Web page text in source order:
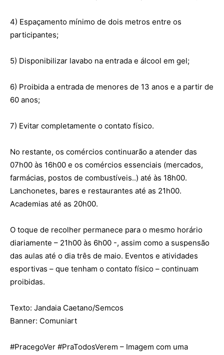
4) Espaçamento mínimo de dois metros entre os
participantes;
5) Disponibilizar lavabo na entrada e álcool em gel;
6) Proibida a entrada de menores de 13 anos e a partir de
60 anos;
7) Evitar completamente o contato físico.
No restante, os comércios continuarão a atender das
07h00 às 16h00 e os comércios essenciais (mercados,
farmácias, postos de combustíveis..) até às 18h00.
Lanchonetes, bares e restaurantes até as 21h00.
Academias até as 20h00.
O toque de recolher permanece para o mesmo horário
diariamente – 21h00 às 6h00 -, assim como a suspensão
das aulas até o dia três de maio. Eventos e atividades
esportivas – que tenham o contato físico – continuam
proibidas.
Texto: Jandaia Caetano/Semcos
Banner: Comuniart
#PracegoVer #PraTodosVerem – Imagem com uma